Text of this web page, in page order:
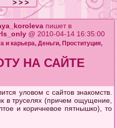
> > >
пишет в
@ 2010-04-14 16:35:00
и карьера,Деньги, Проституция,
НА САЙТЕ
уловом с сайтов знакомств.
в труселях (причем ощущение,
и коричневое пятнышко), то